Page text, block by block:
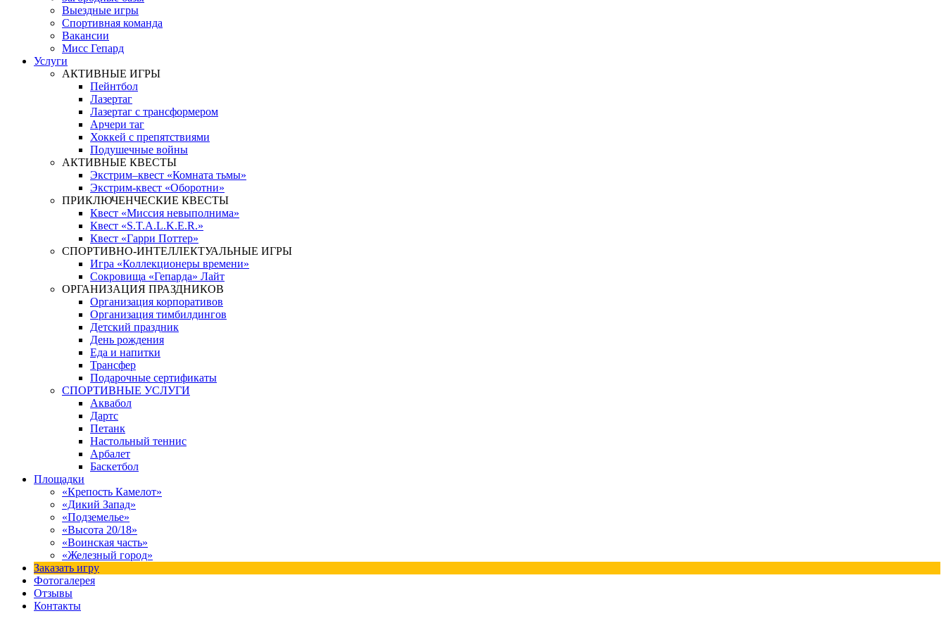
Выездные игры
Спортивная команда
Вакансии
Мисс Гепард
Услуги
АКТИВНЫЕ ИГРЫ
Пейнтбол
Лазертаг
Лазертаг с трансформером
Арчери таг
Хоккей с препятствиями
Подушечные войны
АКТИВНЫЕ КВЕСТЫ
Экстрим–квест «Комната тьмы»
Экстрим-квест «Оборотни»
ПРИКЛЮЧЕНЧЕСКИЕ КВЕСТЫ
Квест «Миссия невыполнима»
Квест «S.T.A.L.K.E.R.»
Квест «Гарри Поттер»
СПОРТИВНО-ИНТЕЛЛЕКТУАЛЬНЫЕ ИГРЫ
Игра «Коллекционеры времени»
Сокровища «Гепарда» Лайт
ОРГАНИЗАЦИЯ ПРАЗДНИКОВ
Организация корпоративов
Организация тимбилдингов
Детский праздник
День рождения
Еда и напитки
Трансфер
Подарочные сертификаты
СПОРТИВНЫЕ УСЛУГИ
Аквабол
Дартс
Петанк
Настольный теннис
Арбалет
Баскетбол
Площадки
«Крепость Камелот»
«Дикий Запад»
«Подземелье»
«Высота 20/18»
«Воинская часть»
«Железный город»
Заказать игру
Фотогалерея
Отзывы
Контакты